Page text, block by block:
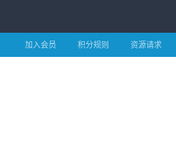
加入会员 积分规则 资源请求